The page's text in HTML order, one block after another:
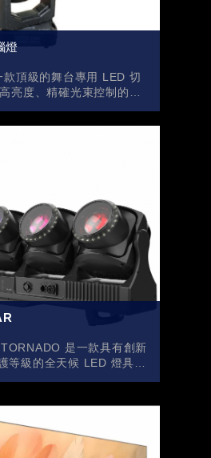
燈
頂級的舞台專用 LED 切
亮度、精確光束控制的場
是一款具有創新
等級的全天候 LED 燈具，